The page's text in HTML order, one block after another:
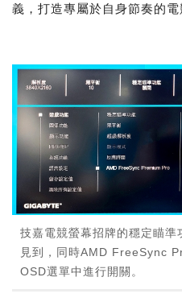
義，打造專屬於自身節奏的電
技嘉電競螢幕招牌的穩定瞄
見到，同時AMD FreeSync
OSD選單中進行開關。